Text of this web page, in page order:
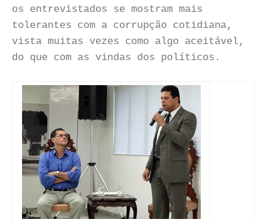
os entrevistados se mostram mais
tolerantes com a corrupção cotidiana,
vista muitas vezes como algo aceitável,
do que com as vindas dos políticos.